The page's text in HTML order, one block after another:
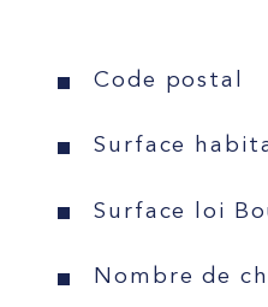
Caractéristiques Valeurs
Code postal
Surface
Surface loi
Nombre de